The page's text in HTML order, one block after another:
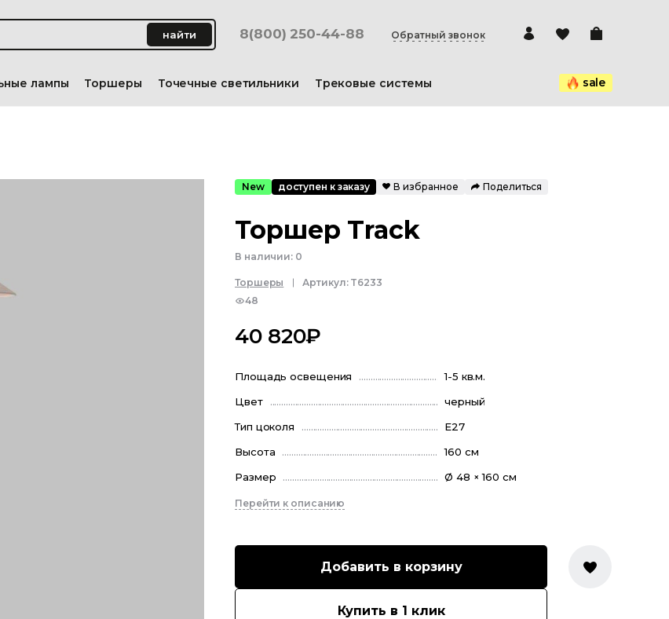
найти 8(800) 250-44-88 Обратный звонок
лампы Торшеры Точечные светильники Трековые системы sale
New доступен к заказу В избранное Поделиться
Торшер Track
В наличии: 0
Торшеры Артикул: T6233
48
40 820₽
Площадь освещения
1-5 кв.м.
Цвет
черный
Тип цоколя
E27
Высота
160 см
Размер
Ø 48 × 160 см
Перейти к описанию
Добавить в корзину
Купить в 1 клик